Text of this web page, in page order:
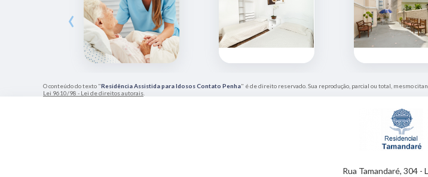
‹
O conteúdo do texto "Residência Assistida para Idosos Contato Penha" é de direito reservado. Sua reprodução, parcial ou total, mesmo
Lei 9610/98 - Lei de direitos autorais
Rua Tamandaré, 304 -